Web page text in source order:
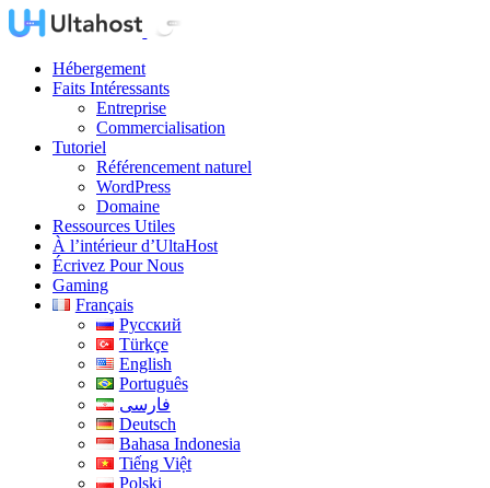
Hébergement
Faits Intéressants
Entreprise
Commercialisation
Tutoriel
Référencement naturel
WordPress
Domaine
Ressources Utiles
À l’intérieur d’UltaHost
Écrivez Pour Nous
Gaming
Français
Русский
Türkçe
English
Português
فارسی
Deutsch
Bahasa Indonesia
Tiếng Việt
Polski